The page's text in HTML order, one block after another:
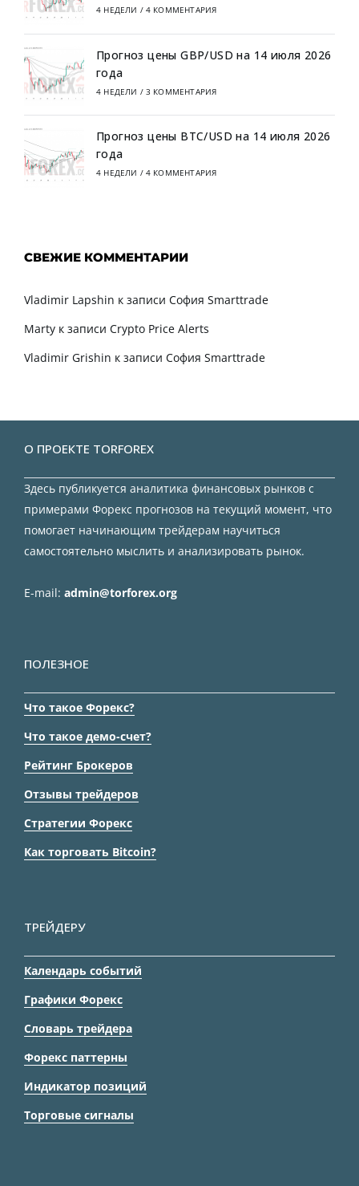
4 НЕДЕЛИ / 4 КОММЕНТАРИЯ
Прогноз цены GBP/USD на 14 июля 2026
года
4 НЕДЕЛИ / 3 КОММЕНТАРИЯ
Прогноз цены BTC/USD на 14 июля 2026
года
4 НЕДЕЛИ / 4 КОММЕНТАРИЯ
СВЕЖИЕ КОММЕНТАРИИ
Vladimir Lapshin к записи София Smarttrade
Marty к записи Crypto Price Alerts
Vladimir Grishin к записи София Smarttrade
О ПРОЕКТЕ TORFOREX
Здесь публикуется аналитика финансовых рынков с
примерами Форекс прогнозов на текущий момент, что
помогает начинающим трейдерам научиться
самостоятельно мыслить и анализировать рынок.
E-mail: admin@torforex.org
ПОЛЕЗНОЕ
Что такое Форекс?
Что такое демо-счет?
Рейтинг Брокеров
Отзывы трейдеров
Стратегии Форекс
Как торговать Bitcoin?
ТРЕЙДЕРУ
Календарь событий
Графики Форекс
Словарь трейдера
Форекс паттерны
Индикатор позиций
Торговые сигналы